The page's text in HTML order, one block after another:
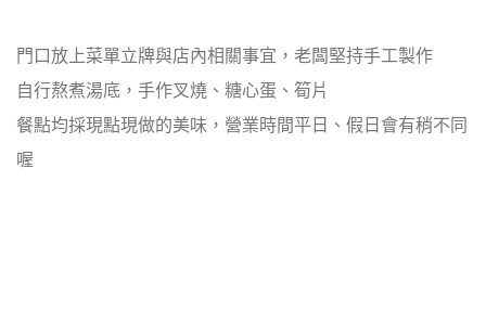
門口放上菜單立牌與店內相關事宜，老闆堅持手工製作
自行熬煮湯底，手作叉燒、糖心蛋、筍片
餐點均採現點現做的美味，營業時間平日、假日會有稍不同
喔